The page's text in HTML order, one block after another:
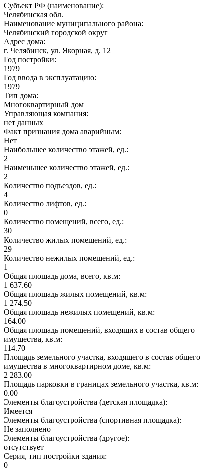
Субъект РФ (наименование):
Челябинская обл.
Наименование муниципального района:
Челябинский городской округ
Адрес дома:
г. Челябинск, ул. Якорная, д. 12
Год постройки:
1979
Год ввода в эксплуатацию:
1979
Тип дома:
Многоквартирный дом
Управляющая компания:
нет данных
Факт признания дома аварийным:
Нет
Наибольшее количество этажей, ед.:
2
Наименьшее количество этажей, ед.:
2
Количество подъездов, ед.:
4
Количество лифтов, ед.:
0
Количество помещений, всего, ед.:
30
Количество жилых помещений, ед.:
29
Количество нежилых помещений, ед.:
1
Общая площадь дома, всего, кв.м:
1 637.60
Общая площадь жилых помещений, кв.м:
1 274.50
Общая площадь нежилых помещений, кв.м:
164.00
Общая площадь помещений, входящих в состав общего
имущества, кв.м:
114.70
Площадь земельного участка, входящего в состав общего
имущества в многоквартирном доме, кв.м:
2 283.00
Площадь парковки в границах земельного участка, кв.м:
0.00
Элементы благоустройства (детская площадка):
Имеется
Элементы благоустройства (спортивная площадка):
Не заполнено
Элементы благоустройства (другое):
отсутствует
Серия, тип постройки здания:
0